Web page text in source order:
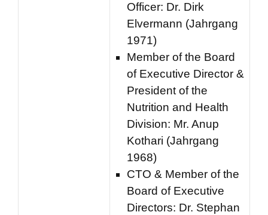
Officer: Dr. Dirk
Elvermann (Jahrgang
1971)
Member of the Board
of Executive Director &
President of the
Nutrition and Health
Division: Mr. Anup
Kothari (Jahrgang
1968)
CTO & Member of the
Board of Executive
Directors: Dr. Stephan